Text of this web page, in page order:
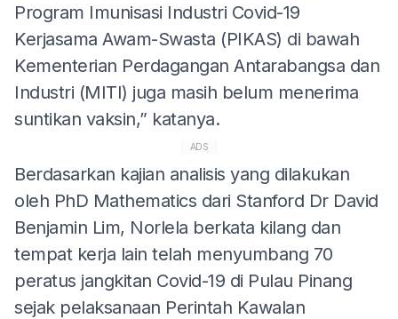
Program Imunisasi Industri Covid-19
Kerjasama Awam-Swasta (PIKAS) di bawah
Kementerian Perdagangan Antarabangsa dan
Industri (MITI) juga masih belum menerima
suntikan vaksin,” katanya.
ADS
Berdasarkan kajian analisis yang dilakukan
oleh PhD Mathematics dari Stanford Dr David
Benjamin Lim, Norlela berkata kilang dan
tempat kerja lain telah menyumbang 70
peratus jangkitan Covid-19 di Pulau Pinang
sejak pelaksanaan Perintah Kawalan